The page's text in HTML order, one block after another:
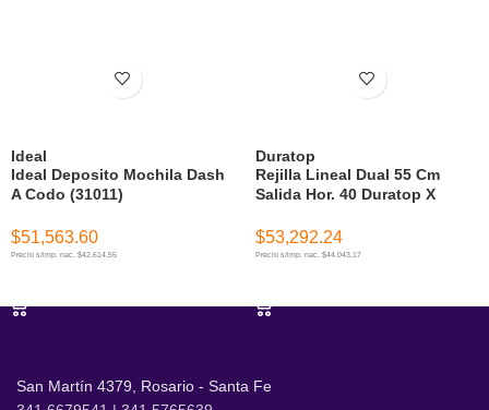
Ideal Deposito Mochila Dash
A Codo (31011)
Ideal
$51,563.60
Precio s/imp. nac. $42.614,55
Rejilla Lineal Dual 55 Cm
Salida Hor. 40 Duratop X
Duratop
$53,292.24
Precio s/imp. nac. $44.043,17
San Martín 4379, Rosario - Santa Fe